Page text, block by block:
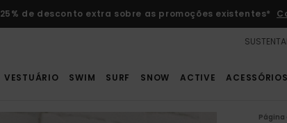
25% de desconto extra sobre as promoções existentes*
VESTUÁRIO SWIM SURF SNOW ACTIVE ACESSÓRIOS
Página